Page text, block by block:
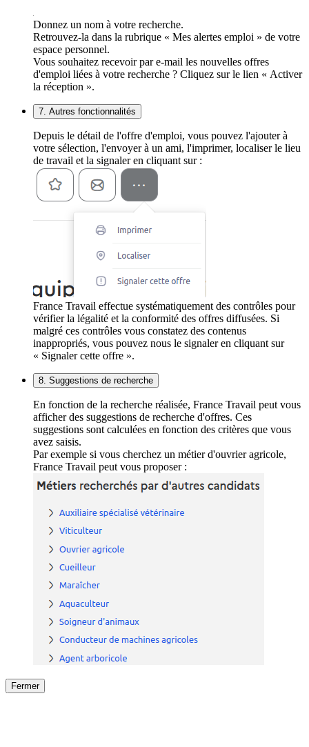
Donnez un nom à votre recherche.
Retrouvez-la dans la rubrique « Mes alertes emploi » de votre
espace personnel.
Vous souhaitez recevoir par e-mail les nouvelles offres
d'emploi liées à votre recherche ? Cliquez sur le lien « Activer
la réception ».
7. Autres fonctionnalités
Depuis le détail de l'offre d'emploi, vous pouvez l'ajouter à
votre sélection, l'envoyer à un ami, l'imprimer, localiser le lieu
de travail et la signaler en cliquant sur :
France Travail effectue systématiquement des contrôles pour
vérifier la légalité et la conformité des offres diffusées. Si
malgré ces contrôles vous constatez des contenus
inappropriés, vous pouvez nous le signaler en cliquant sur
« Signaler cette offre ».
8. Suggestions de recherche
En fonction de la recherche réalisée, France Travail peut vous
afficher des suggestions de recherche d'offres. Ces
suggestions sont calculées en fonction des critères que vous
avez saisis.
Par exemple si vous cherchez un métier d'ouvrier agricole,
France Travail peut vous proposer :
Fermer